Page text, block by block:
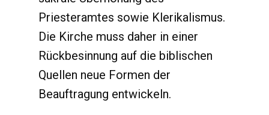
Priesteramtes sowie Klerikalismus.
Die Kirche muss daher in einer
Rückbesinnung auf die biblischen
Quellen neue Formen der
Beauftragung entwickeln.